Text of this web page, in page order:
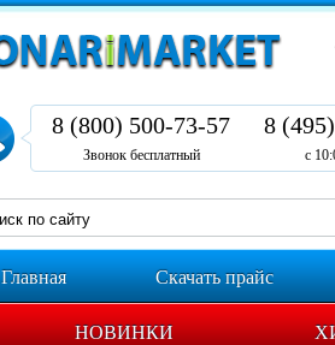
8 (800) 500-73-57
Звонок бесплатный
8
с
Главная Скачать прайс
НОВИНКИ